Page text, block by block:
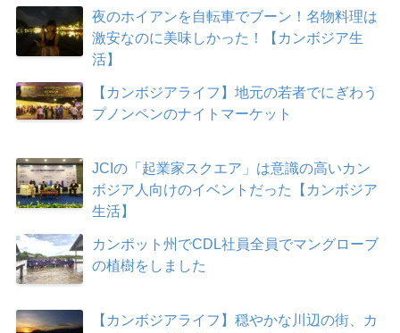
夜のホイアンを自転車でブーン！名物料理は
激安なのに美味しかった！【カンボジア生
活】
【カンボジアライフ】地元の若者でにぎわう
プノンペンのナイトマーケット
JCIの「起業家スクエア」は意識の高いカン
ボジア人向けのイベントだった【カンボジア
生活】
カンポット州でCDL社員全員でマングローブ
の植樹をしました
【カンボジアライフ】穏やかな川辺の街、カ